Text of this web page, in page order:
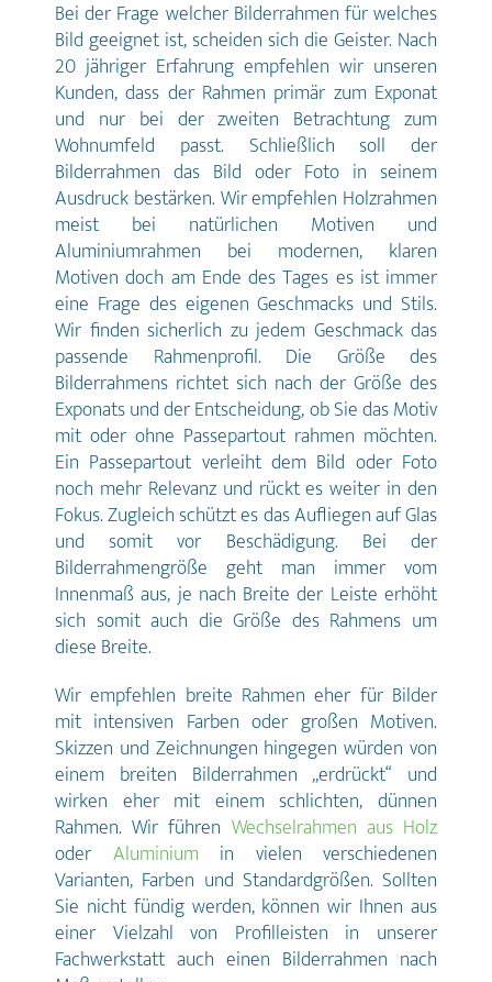
Pfade umwandeln. Dateiformate für
den Druck: • PDF, TIFF oder JPEG
Farbraum: • CMYK - optimal • RGB -
leichte Farbabweichungen möglich*
Weitere Formate: • DIN A3: 297 x 420
mm • DIN A2: 420 x 594 mm • DIN A1:
594 x 841 mm • 300 x 400 mm *
Farbraum - vereinfacht erklärt: Da der
RGB-Farbraum (Lichtfarben) wesentlich
mehr Farben darstellen kann als der
CMYK-Farbraum (Druckfarben), kommt
es bei der Ausgabe auf dem Drucker zu
leichten Unterschieden in der
Farbwiedergabe. Speziell am RGB-
Monitor knallig leuchtend
erscheinende Farben werden im Druck
etwas dunkler. Auf Wunsch fertigen wir
gegen Aufpreis von 9,90 € einen
Testdruck zur Prüfung Ihrer
Druckdaten. Hierfür den Artikel
Testdruck zusätzlich bestellen.
Bei der Frage welcher Bilderrahmen für welches
Bild geeignet ist, scheiden sich die Geister. Nach
20 jähriger Erfahrung empfehlen wir unseren
Kunden, dass der Rahmen primär zum Exponat
und nur bei der zweiten Betrachtung zum
Wohnumfeld passt. Schließlich soll der
Bilderrahmen das Bild oder Foto in seinem
Ausdruck bestärken. Wir empfehlen Holzrahmen
meist bei natürlichen Motiven und
Aluminiumrahmen bei modernen, klaren
Motiven doch am Ende des Tages es ist immer
eine Frage des eigenen Geschmacks und Stils.
Wir finden sicherlich zu jedem Geschmack das
passende Rahmenprofil. Die Größe des
Bilderrahmens richtet sich nach der Größe des
Exponats und der Entscheidung, ob Sie das Motiv
mit oder ohne Passepartout rahmen möchten.
Ein Passepartout verleiht dem Bild oder Foto
noch mehr Relevanz und rückt es weiter in den
Fokus. Zugleich schützt es das Aufliegen auf Glas
und somit vor Beschädigung. Bei der
Bilderrahmengröße geht man immer vom
Innenmaß aus, je nach Breite der Leiste erhöht
sich somit auch die Größe des Rahmens um
diese Breite.
Wir empfehlen breite Rahmen eher für Bilder
mit intensiven Farben oder großen Motiven.
Skizzen und Zeichnungen hingegen würden von
einem breiten Bilderrahmen „erdrückt“ und
wirken eher mit einem schlichten, dünnen
Rahmen. Wir führen Wechselrahmen aus Holz
oder Aluminium in vielen verschiedenen
Varianten, Farben und Standardgrößen. Sollten
Sie nicht fündig werden, können wir Ihnen aus
einer Vielzahl von Profilleisten in unserer
Fachwerkstatt auch einen Bilderrahmen nach